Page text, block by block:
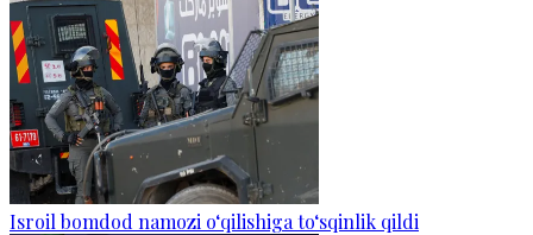
Isroil bomdod namozi o‘qilishiga to‘sqinlik qildi